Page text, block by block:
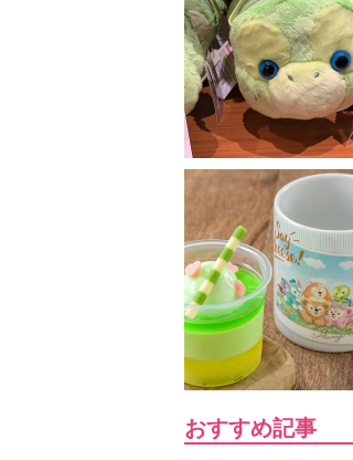
おすすめ記事